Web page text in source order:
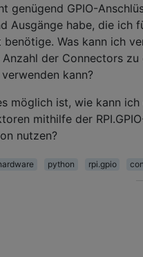
genügend GPIO-
Ausgänge habe, die ich
benötige. Was kann ich
Anzahl der Connectors zu
kann?
möglich ist, wie kann ich
mithilfe der
nutzen?
python rpi.gpio